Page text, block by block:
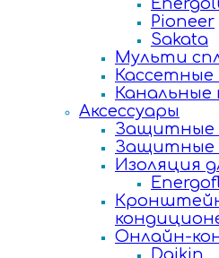
Pioneer
Sakata
Мульти
Кассетные
Канальные
Аксессуары
Защитные
Защитные
Изоляция
Онлайн-
Daikin